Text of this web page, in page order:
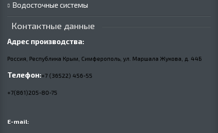
Водосточные системы
Контактные данные
Адрес производства:
Россия, Республика Крым, Симферополь, ул. Маршала Жукова, д. 44Б
Телефон:+7 (36522) 456-55
+7(861)205-80-75
E-mail: